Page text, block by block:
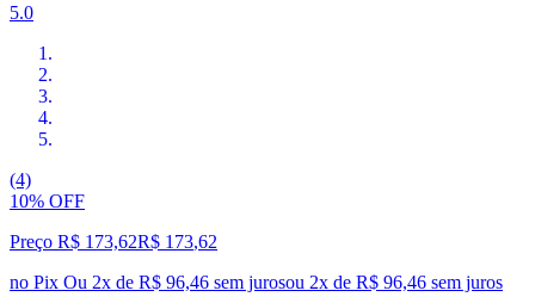
5.0
(4)
10% OFF
Preço R$ 173,62R$ 173,62
no Pix Ou 2x de R$ 96,46 sem jurosou 2x de R$ 96,46 sem juros